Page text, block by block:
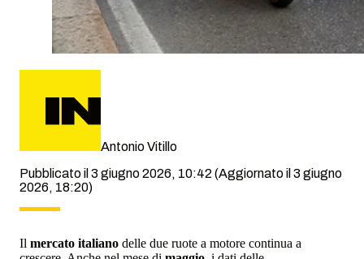
Antonio Vitillo
Pubblicato il 3 giugno 2026, 10:42 (Aggiornato il 3 giugno
2026, 18:20)
Il mercato italiano delle due ruote a motore continua a